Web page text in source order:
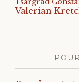
Tsargrad
Valerian